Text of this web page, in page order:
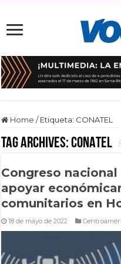
Home / Etiqueta: CONATEL
Tag Archives:CONATEL
Congreso
apoyar
comunitarios en
18 de mayo de 2022